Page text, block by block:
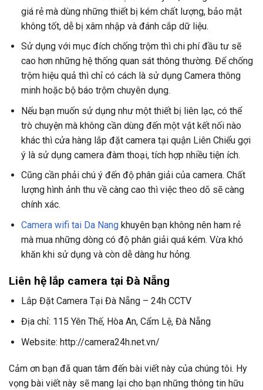
giá rẻ mà dùng những thiết bị kém chất lượng, bảo mật
không tốt, dễ bị xâm nhập và đánh cắp dữ liệu.
Sử dụng với mục đích chống trộm thì chi phí đầu tư sẽ
cao hơn những hệ thống quan sát thông thường. Để chống
trộm hiệu quả thì chỉ có cách là sử dụng Camera thông
minh hoặc bộ báo trộm chuyên dụng.
Nếu bạn muốn sử dụng như một thiết bị liên lạc, có thể
trò chuyện mà không cần dùng đến một vật kết nối nào
khác thì cửa hàng lắp đặt camera tại quận Liên Chiểu gợi
ý là sử dụng camera đàm thoại, tích hợp nhiều tiện ích.
Cũng cần phải chú ý đến độ phân giải của camera. Chất
lượng hình ảnh thu về càng cao thì việc theo dõ sẽ càng
chính xác.
Camera wifi tai Da Nangkhuyên bạn không nên ham rẻ
mà mua những dòng có độ phân giải quá kém. Vừa khó
khăn khi sử dụng và còn dễ dàng hư hỏng.
Liên hệ lắp camera tại Đà Nẵng
Lắp Đặt Camera Tại Đà Nẵng – 24h CCTV
Địa chỉ: 115 Yên Thế, Hòa An, Cẩm Lệ, Đà Nẵng
Website: http://camera24h.net.vn/
Cảm ơn bạn đã quan tâm đến bài viết này của chúng tôi. Hy
vọng bài viết này sẽ mang lại cho bạn những thông tin hữu